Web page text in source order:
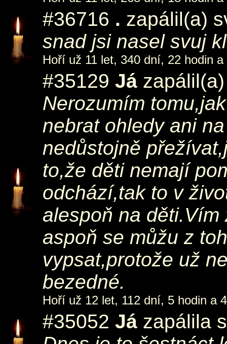
#36716 . zapálil(a)
snad jsi nasel svuj
Hoří už 11 let, 340 dní, 22 hodin
#35129 Já
Nerozumím
nebrat ohledy ani
nedůstojně
to,že děti nemají
odchází,tak to v
alespoň na
aspoň se můžu z
vypsat,protože už
bezedné.
Hoří už 12 let, 112 dní, 5 hodin a
#35052 Já zapálila